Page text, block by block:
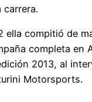
carrera.
ella compitió de
completa en
2013, al
Motorsports.